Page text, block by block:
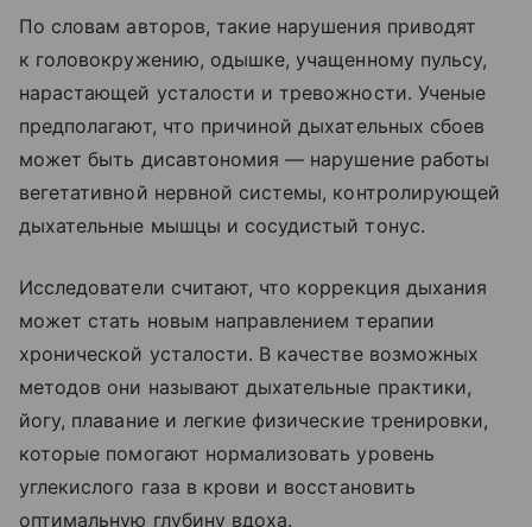
По словам авторов, такие нарушения приводят
к головокружению, одышке, учащенному пульсу,
нарастающей усталости и тревожности. Ученые
предполагают, что причиной дыхательных сбоев
может быть дисавтономия — нарушение работы
вегетативной нервной системы, контролирующей
дыхательные мышцы и сосудистый тонус.
Исследователи считают, что коррекция дыхания
может стать новым направлением терапии
хронической усталости. В качестве возможных
методов они называют дыхательные практики,
йогу, плавание и легкие физические тренировки,
которые помогают нормализовать уровень
углекислого газа в крови и восстановить
оптимальную глубину вдоха.